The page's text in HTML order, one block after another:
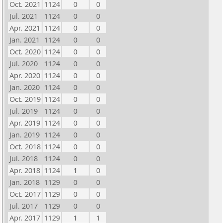
Oct. 2021 1124 0
0
Jul. 2021
1124 0
0
Apr. 2021 1124 0
0
Jan. 2021 1124 0
0
Oct. 2020 1124 0
0
Jul. 2020
1124 0
0
Apr. 2020 1124 0
0
Jan. 2020 1124 0
0
Oct. 2019 1124 0
0
Jul. 2019
1124 0
0
Apr. 2019 1124 0
0
Jan. 2019 1124 0
0
Oct. 2018 1124 0
0
Jul. 2018
1124 0
0
Apr. 2018 1124 1
0
Jan. 2018 1129 0
0
Oct. 2017 1129 0
0
Jul. 2017
1129 0
0
Apr. 2017 1129 1
1